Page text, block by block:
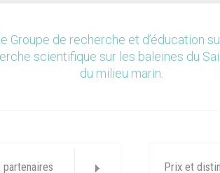
Groupe de recherche et d’éducation
scientifique sur les baleines du
du milieu marin.
Prix et